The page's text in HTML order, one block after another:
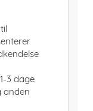
3 dage
anden